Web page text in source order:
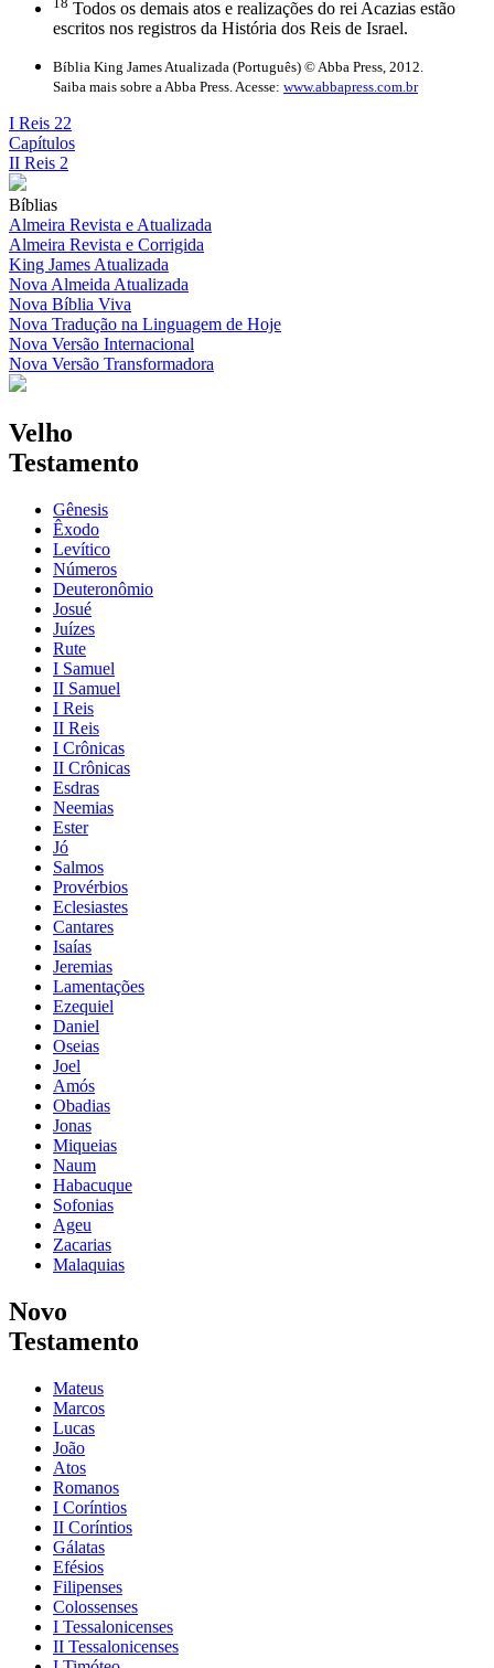
Todos os demais atos e realizações do rei Acazias estão
escritos nos registros da História dos Reis de Israel.
Bíblia King James Atualizada (Português) © Abba Press, 2012.
Saiba mais sobre a Abba Press. Acesse: www.abbapress.com.br
I Reis 22
Capítulos
II Reis 2
Bíblias
Almeira Revista e Atualizada
Almeira Revista e Corrigida
King James Atualizada
Nova Almeida Atualizada
Nova Bíblia Viva
Nova Tradução na Linguagem de Hoje
Nova Versão Internacional
Nova Versão Transformadora
Velho
Testamento
Gênesis
Êxodo
Levítico
Números
Deuteronômio
Josué
Juízes
Rute
I Samuel
II Samuel
I Reis
II Reis
I Crônicas
II Crônicas
Esdras
Neemias
Ester
Jó
Salmos
Provérbios
Eclesiastes
Cantares
Isaías
Jeremias
Lamentações
Ezequiel
Daniel
Oseias
Joel
Amós
Obadias
Jonas
Miqueias
Naum
Habacuque
Sofonias
Ageu
Zacarias
Malaquias
Novo
Testamento
Mateus
Marcos
Lucas
João
Atos
Romanos
I Coríntios
II Coríntios
Gálatas
Efésios
Filipenses
Colossenses
I Tessalonicenses
II Tessalonicenses